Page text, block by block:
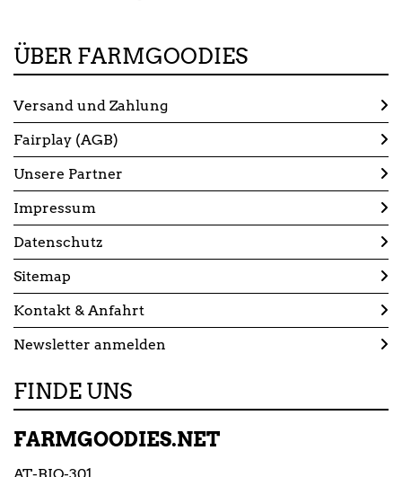
ÜBER FARMGOODIES
Versand und Zahlung
Fairplay (AGB)
Unsere Partner
Impressum
Datenschutz
Sitemap
Kontakt & Anfahrt
Newsletter anmelden
FINDE UNS
FARMGOODIES.NET